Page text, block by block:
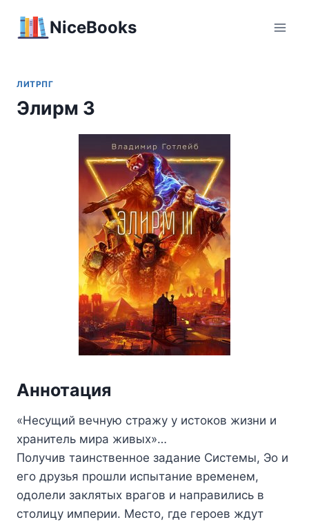
NiceBooks
ЛИТРПГ
Элирм 3
Аннотация
«Несущий вечную стражу у истоков жизни и
хранитель мира живых»…
Получив таинственное задание Системы, Эо и
его друзья прошли испытание временем,
одолели заклятых врагов и направились в
столицу империи. Место, где героев ждут